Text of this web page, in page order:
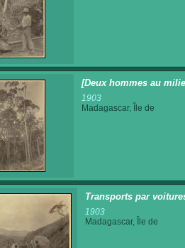
[Deux hommes au
1903
Madagascar, Île de
Transports par
1903
Madagascar, Île de